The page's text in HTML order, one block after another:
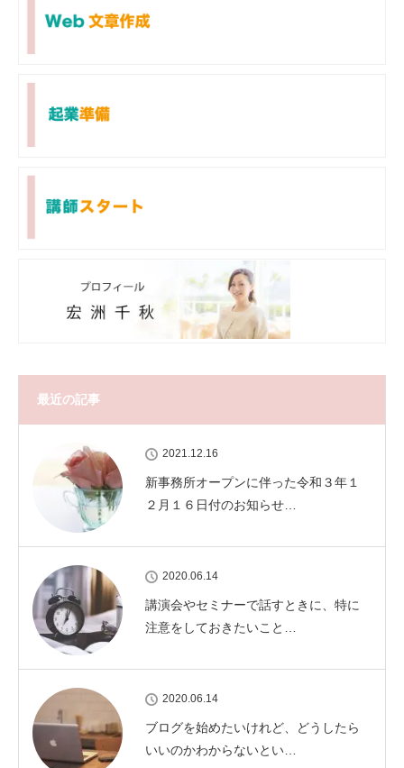
最近の記事
2021.12.16
新事務所オープンに伴った令和３年１
２月１６日付のお知らせ…
2020.06.14
講演会やセミナーで話すときに、特に
注意をしておきたいこと…
2020.06.14
ブログを始めたいけれど、どうしたら
いいのかわからないとい…